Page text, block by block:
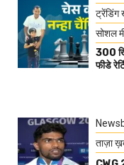
ट्रेंडिंग
सोशल
300
फीडे
ताज़ा